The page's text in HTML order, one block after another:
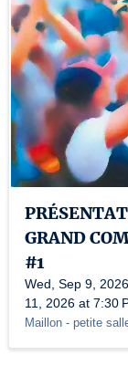
GRAND
#1
Wed, Sep 9,
11, 2026 at 7:30
Maillon - petite